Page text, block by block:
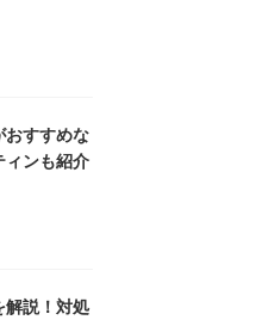
おすすめな
ィンも紹介
解説！対処